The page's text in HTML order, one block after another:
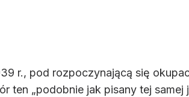
r., pod rozpoczynającą się
ten „podobnie jak pisany tej